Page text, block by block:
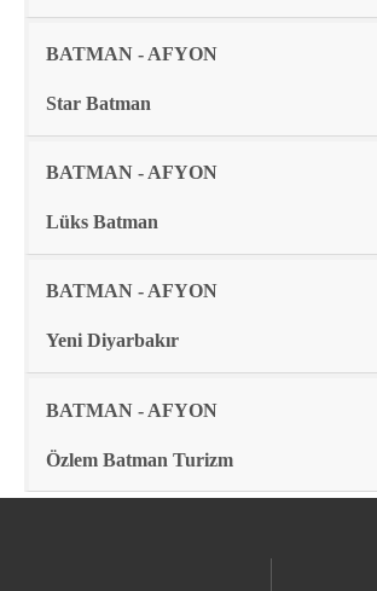
BATMAN - AFYON
Star Batman
BATMAN - AFYON
Lüks Batman
BATMAN - AFYON
Yeni Diyarbakır
BATMAN - AFYON
Özlem Batman Turizm